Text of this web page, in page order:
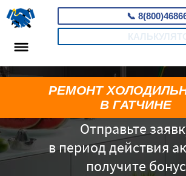
📞
Отправьте
в период действия
получите бонус
РЕМОНТ
В ГАТЧИНЕ